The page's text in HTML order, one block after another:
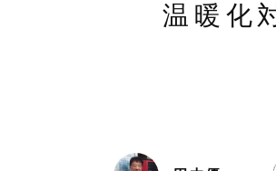
温暖化